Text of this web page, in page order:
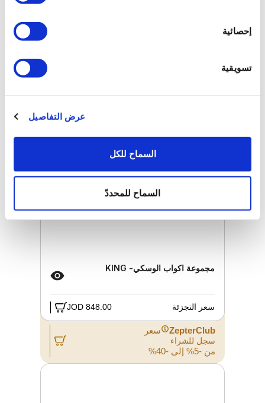
إحصائية
تسويقية
عرض التفاصيل
السماح للكل
السماح للمحددّ
مجموعة اكواب الوسكي- KING
سعر التجزئة 848.00 JOD
ZepterClub سعر
سجل للشراء
من -5% إلى -40%